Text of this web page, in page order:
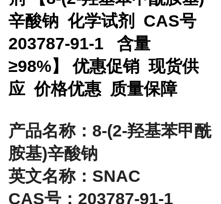
辛酸钠 化学试剂 CAS号
203787-91-1 含量
≥98%】 优惠促销 现货供
应 价格优惠 质量保障
产品名称：8-(2-羟基苯甲酰
胺基)辛酸钠
英文名称：SNAC
CAS号：203787-91-1